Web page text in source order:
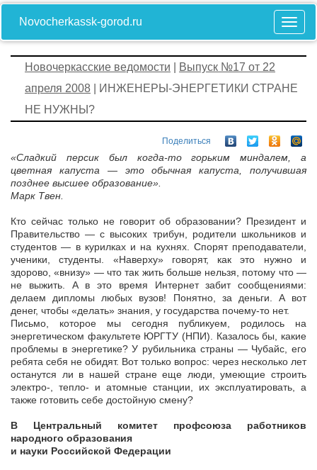
Novocherkassk-gorod.ru
Новочеркасские ведомости
Выпуск №17 от 22
апреля 2008 | ИНЖЕНЕРЫ-ЭНЕРГЕТИКИ СТРАНЕ
НЕ НУЖНЫ?
Поделиться
«Сладкий персик был когда-то горьким миндалем, а
цветная капуста — это обычная капуста, получившая
позднее высшее образование».
Марк Твен.
Кто сейчас только не говорит об образовании? Президент и
Правительство — с высоких трибун, родители школьников и
студентов — в курилках и на кухнях. Спорят преподаватели,
ученики, студенты. «Наверху» говорят, как это нужно и
здорово, «внизу» — что так жить больше нельзя, потому что —
не выжить. А в это время Интернет забит сообщениями:
делаем дипломы любых вузов! Понятно, за деньги. А вот
денег, чтобы «делать» знания, у государства почему-то нет.
Письмо, которое мы сегодня публикуем, родилось на
энергетическом факультете ЮРГТУ (НПИ). Казалось бы, какие
проблемы в энергетике? У рубильника страны — Чубайс, его
ребята себя не обидят. Вот только вопрос: через несколько лет
останутся ли в нашей стране еще люди, умеющие строить
электро-, тепло- и атомные станции, их эксплуатировать, а
также готовить себе достойную смену?
В Центральный комитет профсоюза работников
народного образования
и науки Российской Федерации